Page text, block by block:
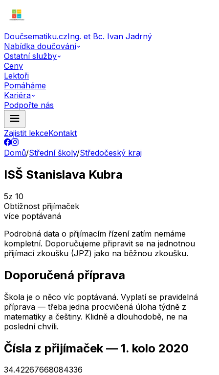
Doučsematiku.czIng. et Bc. Ivan Jadrný
Nabídka doučování
Ostatní služby
Ceny
Lektoři
Pomáháme
Kariéra
Podpořte nás
Zajistit lekceKontakt
Domů/Střední školy/Středočeský kraj
ISŠ Stanislava Kubra
5z 10
Obtížnost přijímaček
více poptávaná
Podrobná data o přijímacím řízení zatím nemáme
kompletní. Doporučujeme připravit se na jednotnou
přijímací zkoušku (JPZ) jako na běžnou zkoušku.
Doporučená příprava
Škola je o něco víc poptávaná. Vyplatí se pravidelná
příprava — třeba jedna procvičená úloha týdně z
matematiky a češtiny. Klidně a dlouhodobě, ne na
poslední chvíli.
Čísla z přijímaček — 1. kolo 2020
34.42267668084336